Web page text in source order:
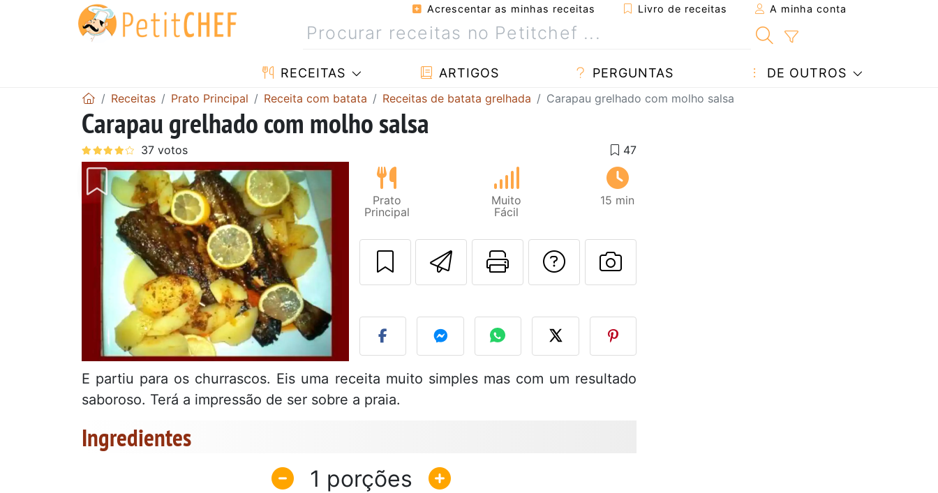
Acrescentar as minhas receitas Livro de receitas A minha conta
RECEITAS ARTIGOS PERGUNTAS DE OUTROS
Receitas Prato Principal Receita com batata Receitas de batata grelhada Carapau grelhado com molho salsa
Carapau grelhado com molho salsa
Prato
Principal
Muito
Fácil
15 min
Enviar esta receita a um amigo
Imprima esta página
Falar com o autor da receita
Fez esta receita? Compartilhe
E partiu para os churrascos. Eis uma receita muito simples mas com um resultado
saboroso. Terá a impressão de ser sobre a praia.
Ingredientes
1